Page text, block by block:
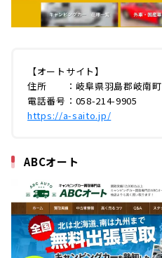
【オートサイト】
住所 ：岐阜県羽島郡岐南町
電話番号：058-214-9905
https://a-saito.jp/
ABCオート